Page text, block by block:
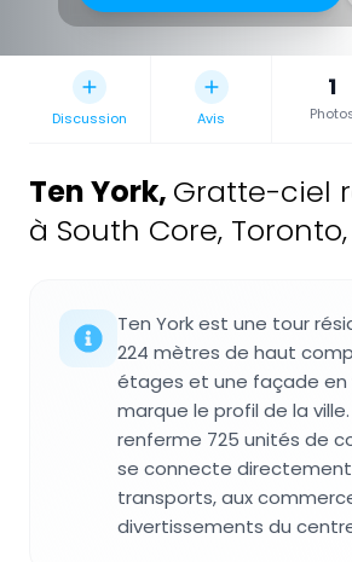
Discussion Avis
1
Ten York, Gratte-ciel
à South Core,
Ten York est une tour
224 mètres de haut
étages et une façade en
marque le profil de la
renferme 725 unités de
se connecte
transports, aux
divertissements du